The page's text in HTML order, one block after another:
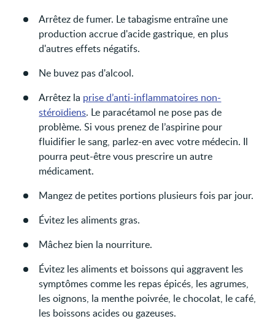
Arrêtez de fumer. Le tabagisme entraîne une
production accrue d'acide gastrique, en plus
d'autres effets négatifs.
Ne buvez pas d'alcool.
Arrêtez la prise d’anti-inflammatoires non-
stéroïdiens. Le paracétamol ne pose pas de
problème. Si vous prenez de l’aspirine pour
fluidifier le sang, parlez-en avec votre médecin. Il
pourra peut-être vous prescrire un autre
médicament.
Mangez de petites portions plusieurs fois par jour.
Évitez les aliments gras.
Mâchez bien la nourriture.
Évitez les aliments et boissons qui aggravent les
symptômes comme les repas épicés, les agrumes,
les oignons, la menthe poivrée, le chocolat, le café,
les boissons acides ou gazeuses.